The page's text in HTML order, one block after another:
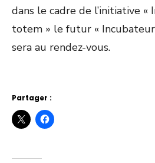
dans le cadre de l’initiative
totem » le futur «
sera au rendez-vous.
Partager :